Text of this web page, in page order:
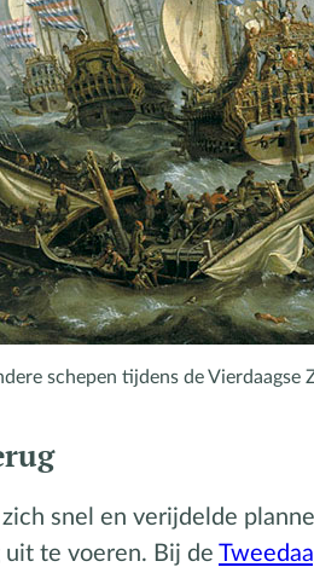
schepen tijdens de
snel en verijdelde
te voeren. Bij de